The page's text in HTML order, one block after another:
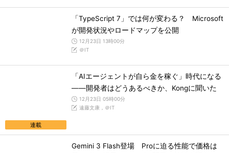
「TypeScript 7」では何が変わる？ Microsoft
が開発状況やロードマップを公開
12月23日 13時00分
＠IT
連載
「AIエージェントが自ら金を稼ぐ」時代になる
――開発者はどうあるべきか、Kongに聞いた
12月23日 05時00分
遠藤文康，＠IT
Gemini 3 Flash登場 Proに迫る性能で価格は